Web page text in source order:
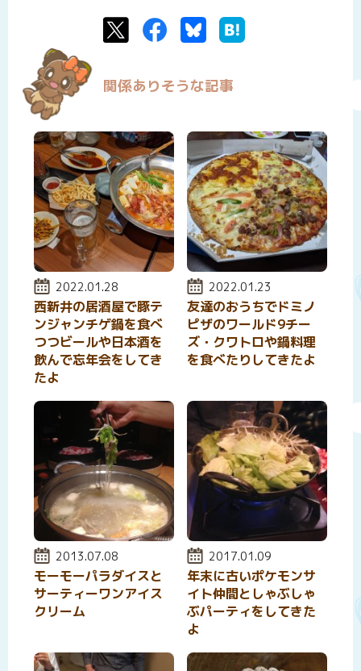
TwitterFacebookBluesky
関係ありそうな記事
投稿日:
2022.01.28
西新井の居酒屋で豚テ
ンジャンチゲ鍋を食べ
つつビールや日本酒を
飲んで忘年会をしてき
たよ
投稿日:
2022.01.23
友達のおうちでドミノ
ピザのワールド9チー
ズ・クワトロや鍋料理
を食べたりしてきたよ
投稿日:
2013.07.08
モーモーパラダイスと
サーティーワンアイス
クリーム
投稿日:
2017.01.09
年末に古いポケモンサ
イト仲間としゃぶしゃ
ぶパーティをしてきた
よ